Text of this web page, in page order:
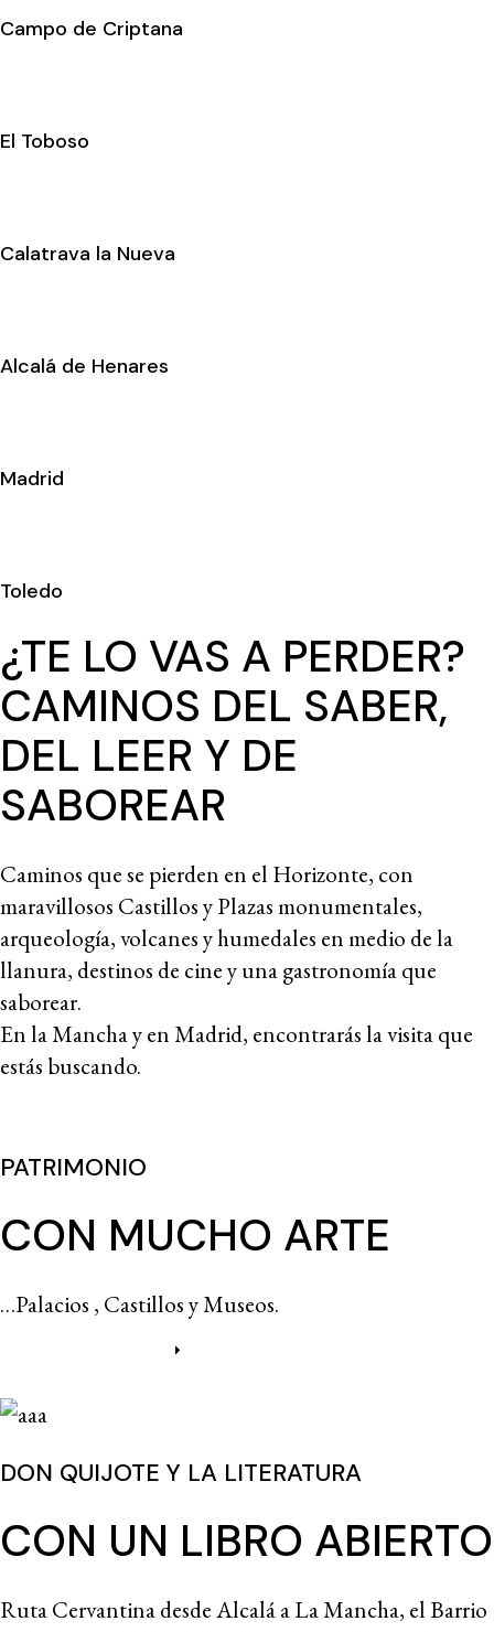
Campo de Criptana
El Toboso
Calatrava la Nueva
Alcalá de Henares
Madrid
Toledo
¿TE LO VAS A PERDER?
CAMINOS DEL SABER,
DEL LEER Y DE
SABOREAR
Caminos que se pierden en el Horizonte, con
maravillosos Castillos y Plazas monumentales,
arqueología, volcanes y humedales en medio de la
llanura, destinos de cine y una gastronomía que
saborear.
En la Mancha y en Madrid, encontrarás la visita que
estás buscando.
PATRIMONIO
CON MUCHO ARTE
…Palacios , Castillos y Museos.
DON QUIJOTE Y LA LITERATURA
CON UN LIBRO ABIERTO
Ruta Cervantina desde Alcalá a La Mancha, el Barrio